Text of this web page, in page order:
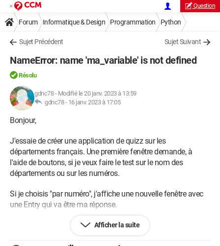
Question
Forum Informatique & Design Programmation Python
Sujet Précédent Sujet Suivant
NameError: name 'ma_variable' is not defined
Résolu
gdnc78- Modifié le 20 janv. 2023 à 13:59
gdnc78 - 16 janv. 2023 à 17:05
Bonjour,
J'essaie de créer une application de quizz sur les
départements français. Une première fenêtre demande, à
l'aide de boutons, si je veux faire le test sur le nom des
départements ou sur les numéros.
Si je choisis "par numéro", j'affiche une nouvelle fenêtre avec
une Entry qui va être ma réponse.
Quand je vérifie dans mon programme si la réponse est
Afficher la suite